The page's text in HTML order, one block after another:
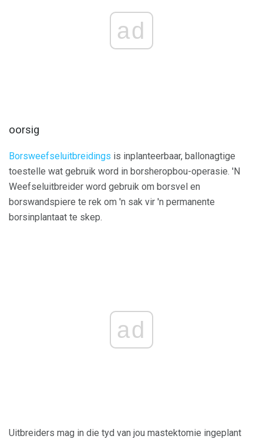
ad
oorsig
Borsweefseluitbreidings is inplanteerbaar, ballonagtige
toestelle wat gebruik word in borsheropbou-operasie. 'N
Weefseluitbreider word gebruik om borsvel en
borswandspiere te rek om 'n sak vir 'n permanente
borsinplantaat te skep.
ad
Uitbreiders mag in die tyd van jou mastektomie ingeplant